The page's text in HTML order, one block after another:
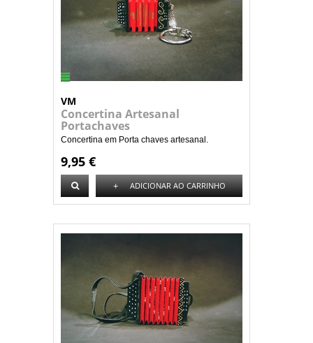
VM
Concertina Artesanal
Portachaves
Concertina em Porta chaves artesanal.
9,95 €
+ ADICIONAR AO CARRINHO